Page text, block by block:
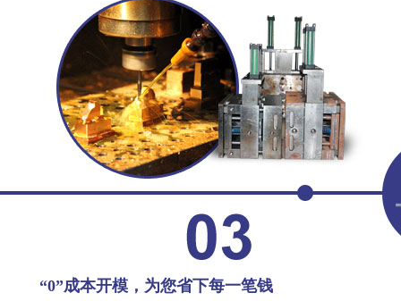
“0”成本开模，为您省下每一笔钱